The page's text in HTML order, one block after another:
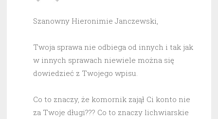
Szanowny Hieronimie Janczewski,
Twoja sprawa nie odbiega od innych i tak jak
w innych sprawach niewiele można się
dowiedzieć z Twojego wpisu.
Co to znaczy, że komornik zajął Ci konto nie
za Twoje długi??? Co to znaczy lichwiarskie